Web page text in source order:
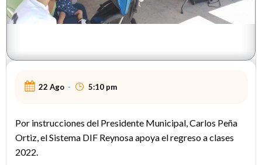
22 Ago - 5:10 pm
Por instrucciones del Presidente Municipal, Carlos Peña
Ortiz, el Sistema DIF Reynosa apoya el regreso a clases
2022.